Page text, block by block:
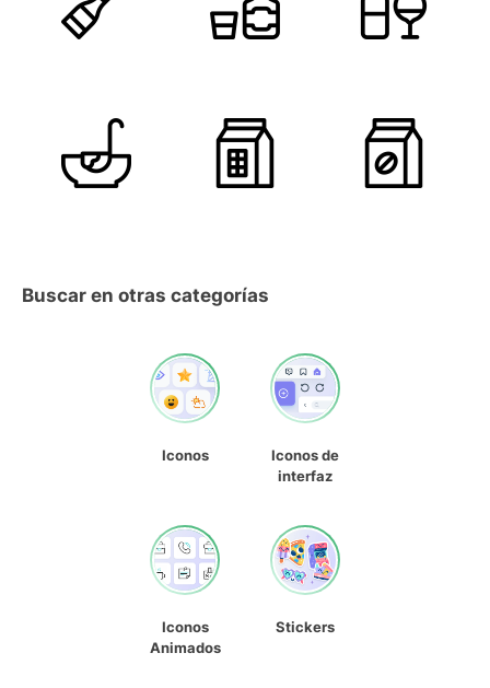
Buscar en otras categorías
Iconos
Iconos de
interfaz
Iconos
Animados
Stickers